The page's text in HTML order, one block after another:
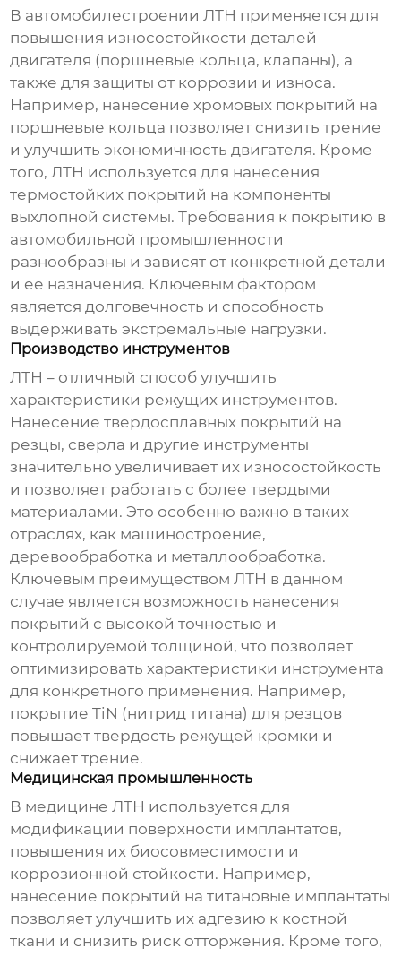
В автомобилестроении ЛТН применяется для
повышения износостойкости деталей
двигателя (поршневые кольца, клапаны), а
также для защиты от коррозии и износа.
Например, нанесение хромовых покрытий на
поршневые кольца позволяет снизить трение
и улучшить экономичность двигателя. Кроме
того, ЛТН используется для нанесения
термостойких покрытий на компоненты
выхлопной системы. Требования к покрытию в
автомобильной промышленности
разнообразны и зависят от конкретной детали
и ее назначения. Ключевым фактором
является долговечность и способность
выдерживать экстремальные нагрузки.
Производство инструментов
ЛТН – отличный способ улучшить
характеристики режущих инструментов.
Нанесение твердосплавных покрытий на
резцы, сверла и другие инструменты
значительно увеличивает их износостойкость
и позволяет работать с более твердыми
материалами. Это особенно важно в таких
отраслях, как машиностроение,
деревообработка и металлообработка.
Ключевым преимуществом ЛТН в данном
случае является возможность нанесения
покрытий с высокой точностью и
контролируемой толщиной, что позволяет
оптимизировать характеристики инструмента
для конкретного применения. Например,
покрытие TiN (нитрид титана) для резцов
повышает твердость режущей кромки и
снижает трение.
Медицинская промышленность
В медицине ЛТН используется для
модификации поверхности имплантатов,
повышения их биосовместимости и
коррозионной стойкости. Например,
нанесение покрытий на титановые имплантаты
позволяет улучшить их адгезию к костной
ткани и снизить риск отторжения. Кроме того,